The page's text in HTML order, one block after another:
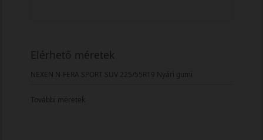
Elérhető méretek
NEXEN N-FERA SPORT SUV 225/55R19 Nyári gumi
További méretek